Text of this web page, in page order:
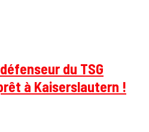
du TSG
à Kaiserslautern !